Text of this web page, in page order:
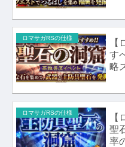
ロマサガRSの仕様
す
略
ロマサガRSの仕様
聖
率